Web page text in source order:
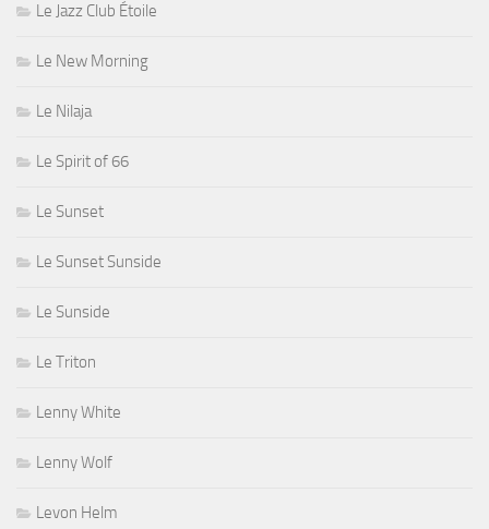
Le Jazz Club Étoile
Le New Morning
Le Nilaja
Le Spirit of 66
Le Sunset
Le Sunset Sunside
Le Sunside
Le Triton
Lenny White
Lenny Wolf
Levon Helm